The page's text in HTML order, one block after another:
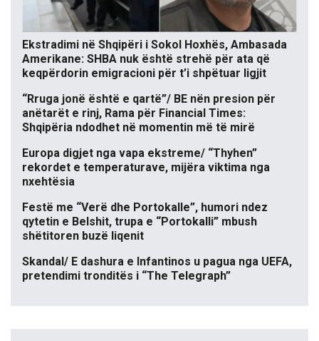
Ekstradimi në Shqipëri i Sokol Hoxhës, Ambasada
Amerikane: SHBA nuk është strehë për ata që
keqpërdorin emigracioni për t’i shpëtuar ligjit
“Rruga jonë është e qartë”/ BE nën presion për
anëtarët e rinj, Rama për Financial Times:
Shqipëria ndodhet në momentin më të mirë
Europa digjet nga vapa ekstreme/ “Thyhen”
rekordet e temperaturave, mijëra viktima nga
nxehtësia
Festë me “Verë dhe Portokalle”, humori ndez
qytetin e Belshit, trupa e “Portokalli” mbush
shëtitoren buzë liqenit
Skandal/ E dashura e Infantinos u pagua nga UEFA,
pretendimi tronditës i “The Telegraph”